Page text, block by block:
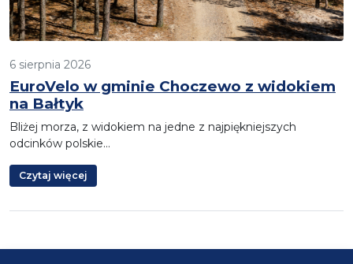
6 sierpnia 2026
EuroVelo w gminie Choczewo z widokiem
na Bałtyk
Bliżej morza, z widokiem na jedne z najpiękniejszych
odcinków polskie…
Czytaj więcej